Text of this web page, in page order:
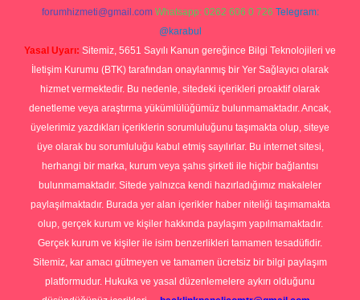
forumhizmeti@gmail.com Whatsapp: 0262 606 0 726 Telegram:
@karabul
Yasal Uyarı: Sitemiz, 5651 Sayılı Kanun gereğince Bilgi Teknolojileri ve
İletişim Kurumu (BTK) tarafından onaylanmış bir Yer Sağlayıcı olarak
hizmet vermektedir. Bu nedenle, sitedeki içerikleri proaktif olarak
denetleme veya araştırma yükümlülüğümüz bulunmamaktadır. Ancak,
üyelerimiz yazdıkları içeriklerin sorumluluğunu taşımakta olup, siteye
üye olarak bu sorumluluğu kabul etmiş sayılırlar. Bu internet sitesi,
herhangi bir marka, kurum veya şahıs şirketi ile hiçbir bağlantısı
bulunmamaktadır. Sitede yalnızca kendi hazırladığımız makaleler
paylaşılmaktadır. Burada yer alan içerikler haber niteliği taşımamakta
olup, gerçek kurum ve kişiler hakkında paylaşım yapılmamaktadır.
Gerçek kurum ve kişiler ile isim benzerlikleri tamamen tesadüfidir.
Sitemiz, kar amacı gütmeyen ve tamamen ücretsiz bir bilgi paylaşım
platformudur. Hukuka ve yasal düzenlemelere aykırı olduğunu